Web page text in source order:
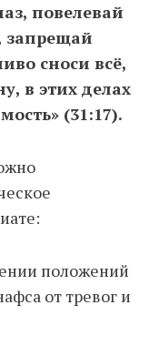
повелевай
запрещай
сноси всё,
в этих делах
(31:17).
положений
от тревог и